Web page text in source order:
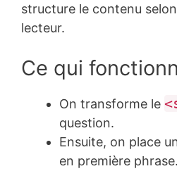
structure le contenu
lecteur.
Ce qui
On transforme le
question.
Ensuite, on place
en première phrase.